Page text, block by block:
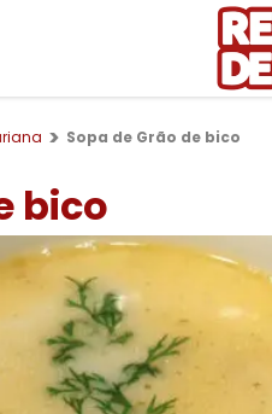
Sopa de Grão de bico
bico